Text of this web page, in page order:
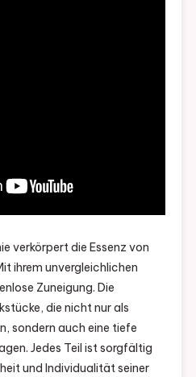
verkörpert die Essenz von
ihrem unvergleichlichen
Zuneigung. Die
die nicht nur als
sondern auch eine tiefe
Jedes Teil ist sorgfältig
und Individualität seiner